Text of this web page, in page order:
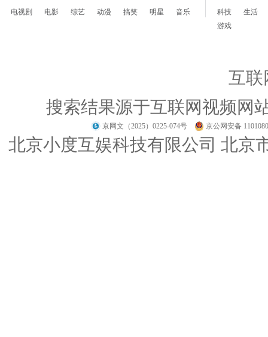
电视剧 电影 综艺 动漫 搞笑 明星 音乐 科技
生活
游戏
互联
搜索结果源于互联网视频网
京网文（2025）0225-074号 京公网安备
北京小度互娱科技有限公司 北京